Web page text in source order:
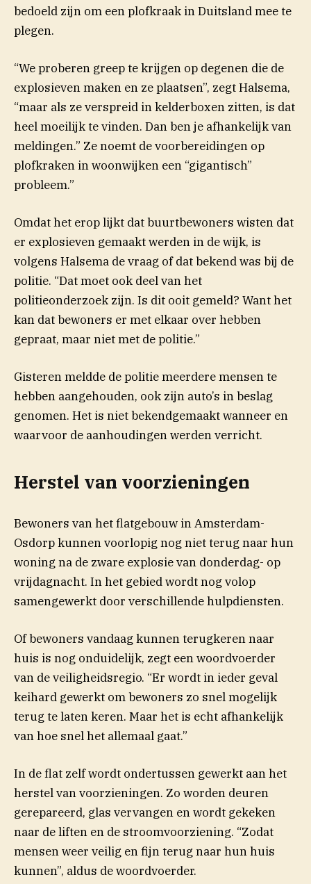
bedoeld zijn om een plofkraak in Duitsland mee te
plegen.
“We proberen greep te krijgen op degenen die de
explosieven maken en ze plaatsen”, zegt Halsema,
“maar als ze verspreid in kelderboxen zitten, is dat
heel moeilijk te vinden. Dan ben je afhankelijk van
meldingen.” Ze noemt de voorbereidingen op
plofkraken in woonwijken een “gigantisch”
probleem.”
Omdat het erop lijkt dat buurtbewoners wisten dat
er explosieven gemaakt werden in de wijk, is
volgens Halsema de vraag of dat bekend was bij de
politie. “Dat moet ook deel van het
politieonderzoek zijn. Is dit ooit gemeld? Want het
kan dat bewoners er met elkaar over hebben
gepraat, maar niet met de politie.”
Gisteren meldde de politie meerdere mensen te
hebben aangehouden, ook zijn auto’s in beslag
genomen. Het is niet bekendgemaakt wanneer en
waarvoor de aanhoudingen werden verricht.
Herstel van voorzieningen
Bewoners van het flatgebouw in Amsterdam-
Osdorp kunnen voorlopig nog niet terug naar hun
woning na de zware explosie van donderdag- op
vrijdagnacht. In het gebied wordt nog volop
samengewerkt door verschillende hulpdiensten.
Of bewoners vandaag kunnen terugkeren naar
huis is nog onduidelijk, zegt een woordvoerder
van de veiligheidsregio. “Er wordt in ieder geval
keihard gewerkt om bewoners zo snel mogelijk
terug te laten keren. Maar het is echt afhankelijk
van hoe snel het allemaal gaat.”
In de flat zelf wordt ondertussen gewerkt aan het
herstel van voorzieningen. Zo worden deuren
gerepareerd, glas vervangen en wordt gekeken
naar de liften en de stroomvoorziening. “Zodat
mensen weer veilig en fijn terug naar hun huis
kunnen”, aldus de woordvoerder.